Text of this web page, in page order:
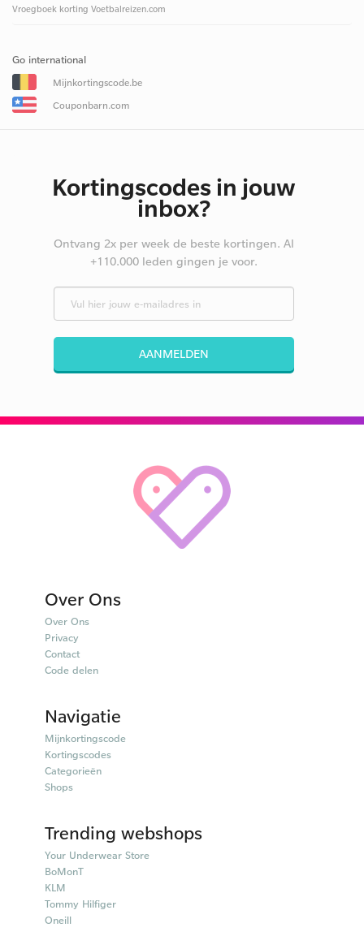
Vroegboek korting Voetbalreizen.com
Go international
Mijnkortingscode.be
Couponbarn.com
Kortingscodes in jouw
inbox?
Ontvang 2x per week de beste kortingen. Al
+110.000 leden gingen je voor.
AANMELDEN
Over Ons
Over Ons
Privacy
Contact
Code delen
Navigatie
Mijnkortingscode
Kortingscodes
Categorieën
Shops
Trending webshops
Your Underwear Store
BoMonT
KLM
Tommy Hilfiger
Oneill